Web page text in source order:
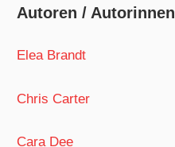
Autoren / Autorinnen
Elea Brandt
Chris Carter
Cara Dee